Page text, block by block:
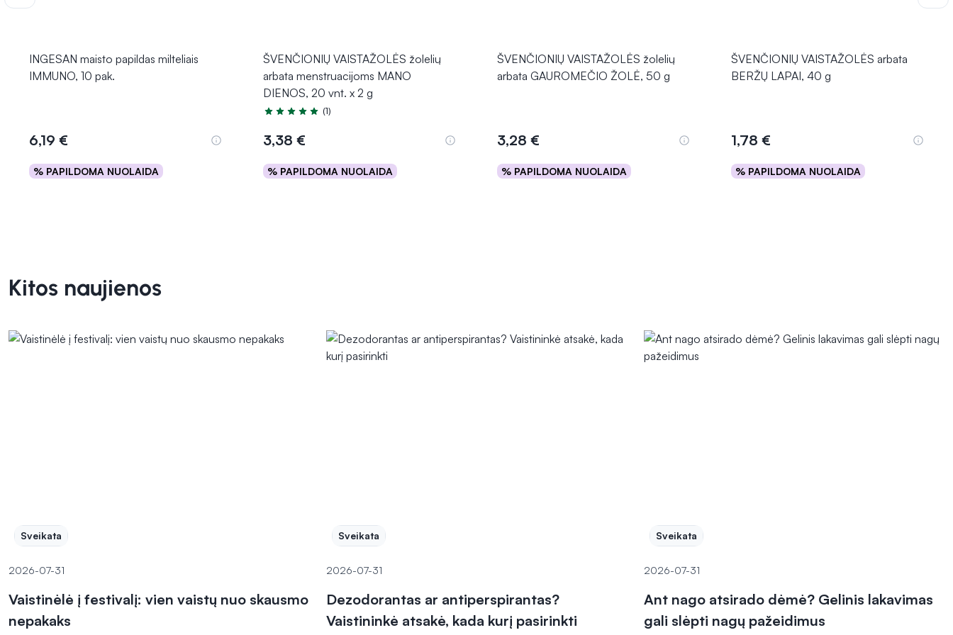
INGESAN maisto papildas milteliais
IMMUNO, 10 pak.
6,19 €
% PAPILDOMA NUOLAIDA
Į krepšelį
ŠVENČIONIŲ VAISTAŽOLĖS žolelių
arbata menstruacijoms MANO
DIENOS, 20 vnt. x 2 g
Įvertinimas 5.0 iš 5
(1)
3,38 €
% PAPILDOMA NUOLAIDA
Į krepšelį
ŠVENČIONIŲ VAISTAŽOLĖS žolelių
arbata GAUROMEČIO ŽOLĖ, 50 g
3,28 €
% PAPILDOMA NUOLAIDA
Į krepšelį
ŠVENČIONIŲ VAISTAŽOLĖS arbata
BERŽŲ LAPAI, 40 g
1,78 €
% PAPILDOMA NUOLAIDA
Į krepšelį
Kitos naujienos
Sveikata
2026-07-31
Vaistinėlė į festivalį: vien vaistų nuo skausmo
nepakaks
Sveikata
2026-07-31
Dezodorantas ar antiperspirantas?
Vaistininkė atsakė, kada kurį pasirinkti
Sveikata
2026-07-31
Ant nago atsirado dėmė? Gelinis lakavimas
gali slėpti nagų pažeidimus